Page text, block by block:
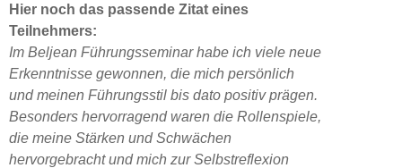
Hier noch das passende Zitat eines
Teilnehmers:
Im Beljean Führungsseminar habe ich viele neue
Erkenntnisse gewonnen, die mich persönlich
und meinen Führungsstil bis dato positiv prägen.
Besonders hervorragend waren die Rollenspiele,
die meine Stärken und Schwächen
hervorgebracht und mich zur Selbstreflexion